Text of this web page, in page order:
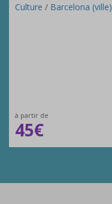
Culture / Barcelona (ville)
à partir de
45€